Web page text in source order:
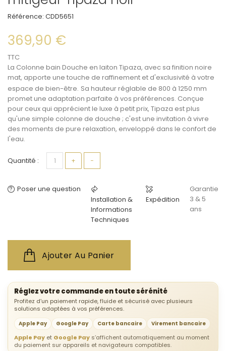
Référence: CDD5651
369,90 €
TTC
La Colonne bain Douche en laiton Tipaza, avec sa finition noire
mat, apporte une touche de raffinement et d'exclusivité à votre
espace de bien-être. Sa hauteur réglable de 800 à 1250 mm
promet une adaptation parfaite à vos préférences. Conçue
pour ceux qui apprécient le luxe à petit prix, Tipaza est plus
qu'une simple colonne de douche ; c'est une invitation à vivre
des moments de pure relaxation, enveloppé dans le confort de
l'eau.
Quantité : + −
Poser une question
Installation &
Informations
Techniques
Expédition
Garantie
3 & 5
ans
Ajouter Au Panier
Réglez votre commande en toute sérénité
Profitez d’un paiement rapide, fluide et sécurisé avec plusieurs
solutions adaptées à vos préférences.
Apple Pay Google Pay Carte bancaire Virement bancaire
Apple Pay et Google Pay s’affichent automatiquement au moment
du paiement sur appareils et navigateurs compatibles.